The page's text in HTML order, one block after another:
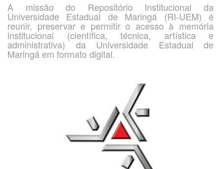
A missão do Repositório Institucional da
Universidade Estadual de Maringá (RI-UEM) é
reunir, preservar e permitir o acesso à memória
institucional (científica, técnica, artística e
administrativa) da Universidade Estadual de
Maringá em formato digital.